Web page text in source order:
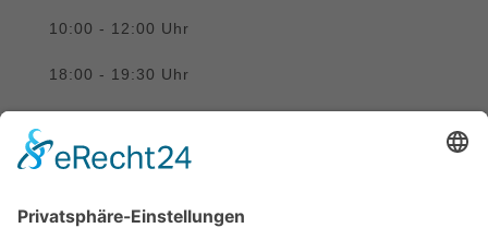
10:00 - 12:00 Uhr
18:00 - 19:30 Uhr
Donnerstag:
10:00 - 12:00 Uhr